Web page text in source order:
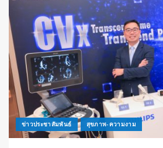
ข่าวประชาสัมพันธ์ สุขภาพ-ความงาม